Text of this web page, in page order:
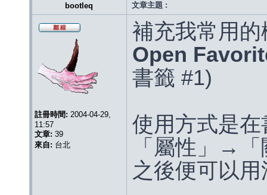
bootleq 文章主題 :
註冊時間: 2004-04-29,
11:57
文章: 39
來自: 台北
補充我常用的
Open
書籤 #1)
使用方式是
「屬性」→
之後便可以